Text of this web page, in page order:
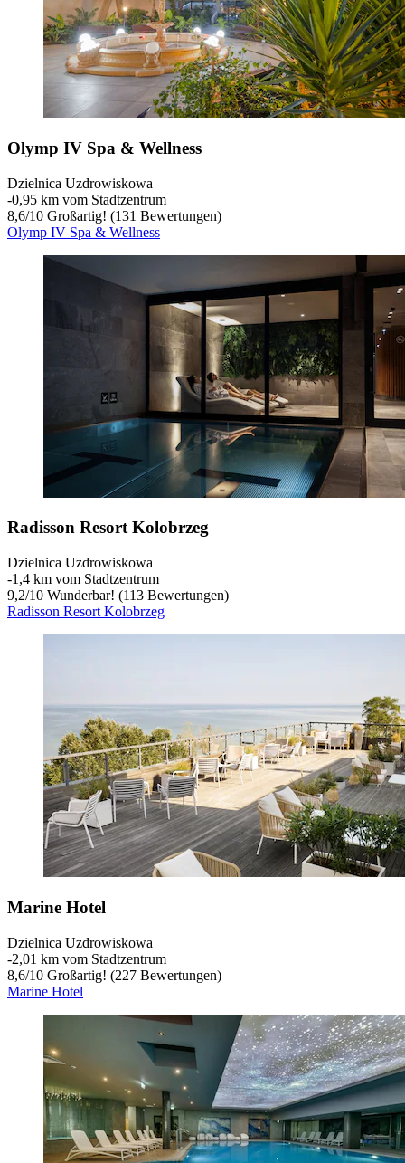
Olymp IV Spa & Wellness
Dzielnica Uzdrowiskowa
‐0,95 km vom Stadtzentrum
8,6/10 Großartig! (131 Bewertungen)
Olymp IV Spa & Wellness
Radisson Resort Kolobrzeg
Dzielnica Uzdrowiskowa
‐1,4 km vom Stadtzentrum
9,2/10 Wunderbar! (113 Bewertungen)
Radisson Resort Kolobrzeg
Marine Hotel
Dzielnica Uzdrowiskowa
‐2,01 km vom Stadtzentrum
8,6/10 Großartig! (227 Bewertungen)
Marine Hotel